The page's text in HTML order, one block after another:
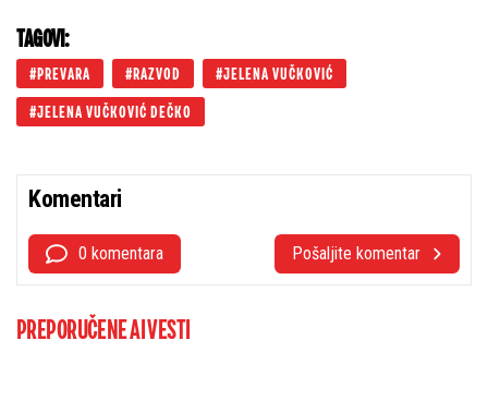
TAGOVI:
PREVARA RAZVOD JELENA VUČKOVIĆ
JELENA VUČKOVIĆ DEČKO
Komentari
0 komentara Pošaljite komentar
PREPORUČENE AI VESTI